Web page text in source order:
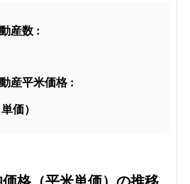
産数 :
産平米価格 :
価）